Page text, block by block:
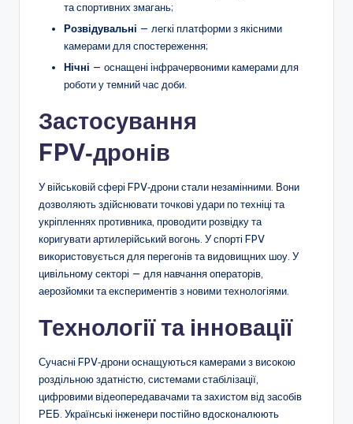
та спортивних змагань;
Розвідувальні — легкі платформи з якісними
камерами для спостереження;
Нічні — оснащені інфрачервоними камерами для
роботи у темний час доби.
Застосування
FPV‑дронів
У військовій сфері FPV‑дрони стали незамінними. Вони
дозволяють здійснювати точкові удари по техніці та
укріпленнях противника, проводити розвідку та
коригувати артилерійський вогонь. У спорті FPV
використовується для перегонів та видовищних шоу. У
цивільному секторі — для навчання операторів,
аерозйомки та експериментів з новими технологіями.
Технології та інновації
Сучасні FPV‑дрони оснащуються камерами з високою
роздільною здатністю, системами стабілізації,
цифровими відеопередавачами та захистом від засобів
РЕБ. Українські інженери постійно вдосконалюють